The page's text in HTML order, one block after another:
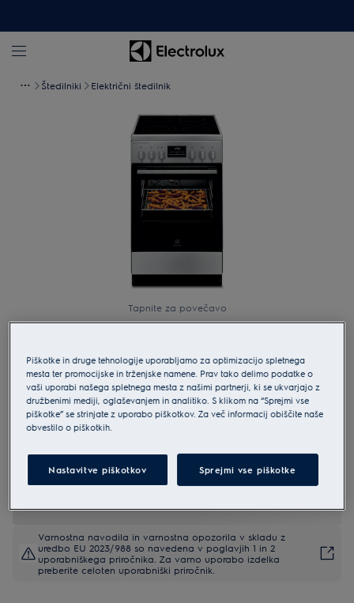
Štedilniki Električni štedilnik
Tapnite za povečavo
LKR564255X
Electrolux 600 SteamBake štedilnik
s steklokeramično ploščo širine 50
cm
4.5 (23)
EU podatkovna kartica
Varnostna navodila in varnostna opozorila v skladu z
uredbo EU 2023/988 so navedena v poglavjih 1 in 2
uporabniškega priročnika. Za varno uporabo izdelka
preberite celoten uporabniški priročnik.
Piškotke in druge tehnologije uporabljamo za optimizacijo spletnega
mesta ter promocijske in trženjske namene. Prav tako delimo podatke o
vaši uporabi našega spletnega mesta z našimi partnerji, ki se ukvarjajo z
družbenimi mediji, oglaševanjem in analitiko. S klikom na “Sprejmi vse
piškotke” se strinjate z uporabo piškotkov. Za več informacij obiščite naše
obvestilo o piškotkih.
Nastavitve piškotkov Sprejmi vse piškotke